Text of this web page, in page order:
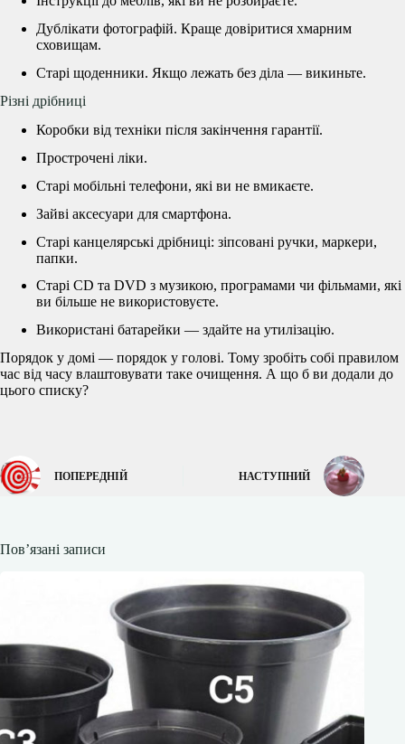
Дублікати фотографій. Краще довіритися хмарним
сховищам.
Старі щоденники. Якщо лежать без діла — викиньте.
Різні дрібниці
Коробки від техніки після закінчення гарантії.
Прострочені ліки.
Старі мобільні телефони, які ви не вмикаєте.
Зайві аксесуари для смартфона.
Старі канцелярські дрібниці: зіпсовані ручки, маркери,
папки.
Старі CD та DVD з музикою, програмами чи фільмами, які
ви більше не використовуєте.
Використані батарейки — здайте на утилізацію.
Порядок у домі — порядок у голові. Тому зробіть собі правилом
час від часу влаштовувати таке очищення. А що б ви додали до
цього списку?
ПОПЕРЕДНІЙ НАСТУПНИЙ
Пов’язані записи